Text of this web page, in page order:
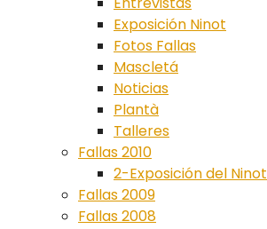
Exposición Ninot
Fotos Fallas
Mascletá
Noticias
Plantà
Talleres
Fallas 2010
2-Exposición del Ninot
Fallas 2009
Fallas 2008